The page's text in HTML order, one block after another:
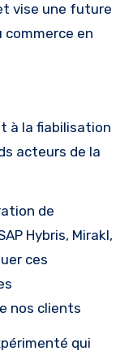
vise une future
commerce en
à la fiabilisation
acteurs de la
de
Hybris, Mirakl,
ces
nos clients
qui